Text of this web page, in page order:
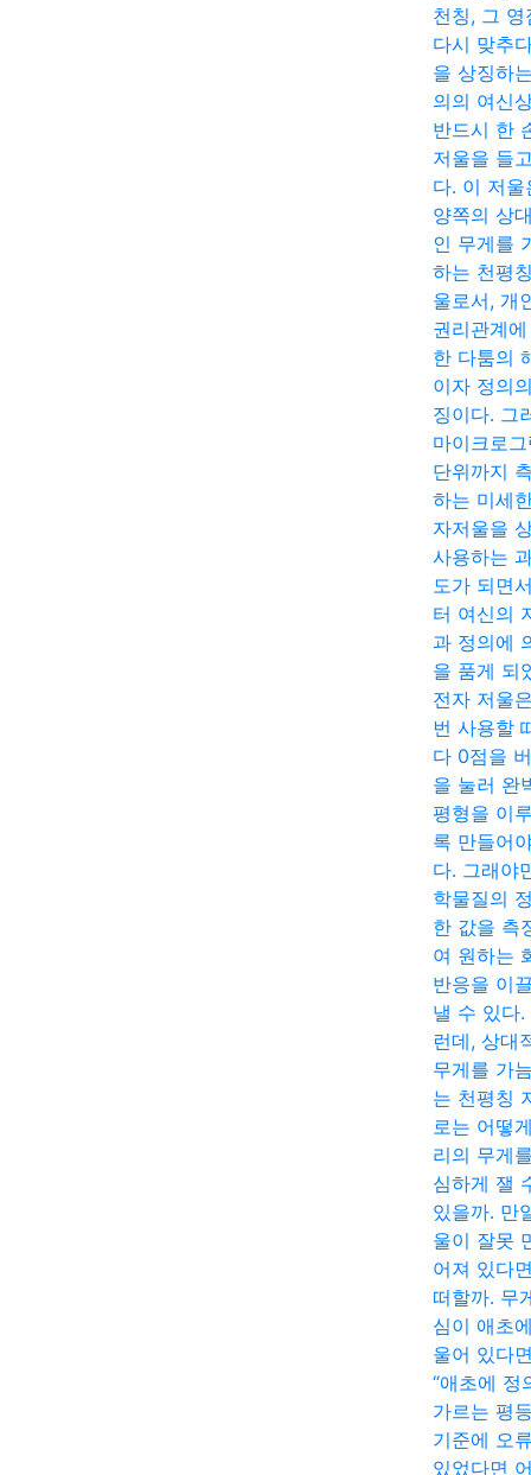
천칭, 그 영
다시 맞추
을 상징하
의의 여신
반드시 한
저울을 들
다. 이 저울
양쪽의 상
인 무게를
하는 천평
울로서, 개
권리관계
한 다툼의
이자 정의
징이다. 그
마이크로
단위까지
하는 미세
자저울을
사용하는
도가 되면
터 여신의
과 정의에
을 품게 되
전자 저울
번 사용할
다 0점을
을 눌러 완
평형을 이
록 만들어
다. 그래야
학물질의
한 값을 측
여 원하는
반응을 이
낼 수 있다.
런데, 상대
무게를 가
는 천평칭
로는 어떻
리의 무게
심하게 잴
있을까. 만
울이 잘못
어져 있다
떠할까. 무
심이 애초
울어 있다
“애초에 정
가르는 평
기준에 오
있었다면